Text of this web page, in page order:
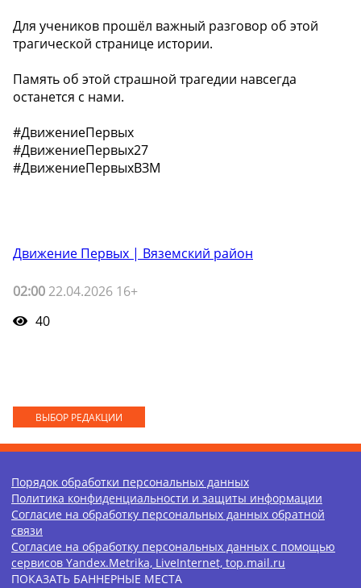
Для учеников прошёл важный разговор об этой
трагической странице истории.
Память об этой страшной трагедии навсегда
останется с нами.
#ДвижениеПервых
#ДвижениеПервых27
#ДвижениеПервыхВЗМ
Движение Первых | Вяземский район
02:00 22.04.2026 16+
40
ВЫБОР РЕДАКЦИИ
Порядок обработки персональных данных
Политика конфиденциальности и защиты информации
Согласие на обработку персональных данных обратной
связи
Согласие на обработку персональных данных с помощью
сервисов Yandex.Metrika, LiveInternet, top.mail.ru
ПОКАЗАТЬ БАННЕРНЫЕ МЕСТА